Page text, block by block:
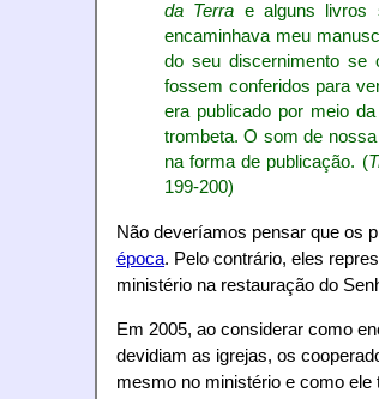
da Terra e alguns livros
encaminhava meu
do seu discernimento se
fossem conferidos para
era publicado por meio
trombeta. O som de
na forma de publicação. (
199-200)
Não deveríamos pensar que os
época. Pelo contrário, eles
ministério na restauração do
Em 2005, ao considerar como
devidiam as igrejas, os
mesmo no ministério e como